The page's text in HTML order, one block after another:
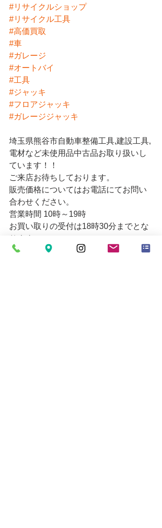
#リサイクルショップ
#リサイクル工具
#高価買取
#車
#ガレージ
#オートバイ
#工具
#ジャッキ
#フロアジャッキ
#ガレージジャッキ
埼玉県熊谷市自動車整備工具,建設工具,
電材など未使用品中古品お取り扱いし
ています！！
ご来店お待ちしております。
販売価格についてはお電話にてお問い
合わせください。
営業時間 10時～19時
お買い取りの受付は18時30分までとな
ります。
定休日=月